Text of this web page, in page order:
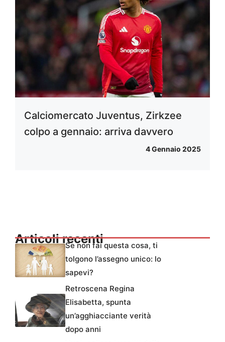
Calciomercato Juventus, Zirkzee
colpo a gennaio: arriva davvero
4 Gennaio 2025
Articoli recentiSe non fai questa cosa, ti
tolgono l’assegno unico: lo
sapevi?
Retroscena Regina
Elisabetta, spunta
un’agghiacciante verità
dopo anni